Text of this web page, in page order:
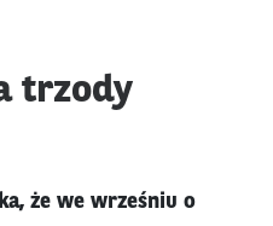
trzody
że we wrześniu o